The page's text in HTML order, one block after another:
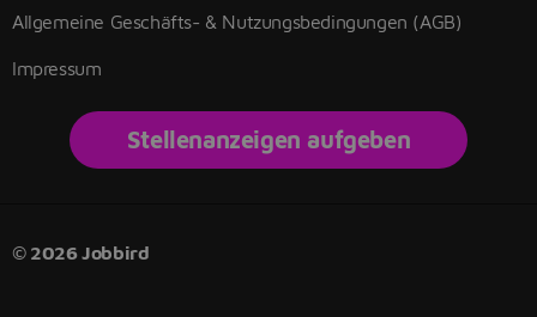
Allgemeine Geschäfts- & Nutzungsbedingungen (AGB)
Impressum
Stellenanzeigen aufgeben
© 2026 Jobbird